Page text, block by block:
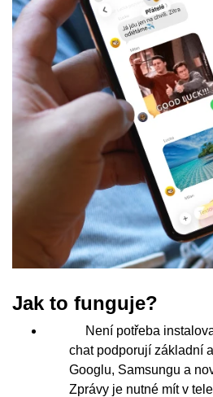
Jak to funguje?
Není potřeba
chat podporují základní
Googlu, Samsungu a
Zprávy je nutné mít v